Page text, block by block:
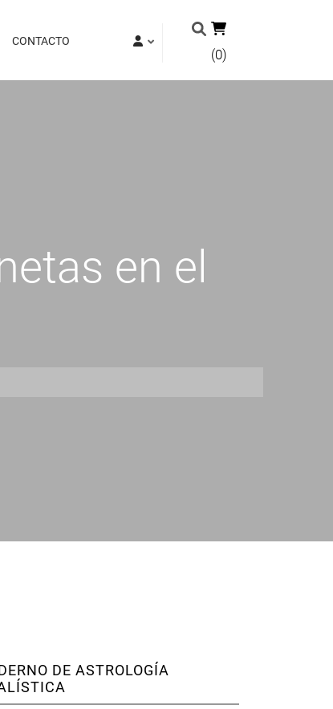
CONTACTO
(0)
en el
DE ASTROLOGÍA